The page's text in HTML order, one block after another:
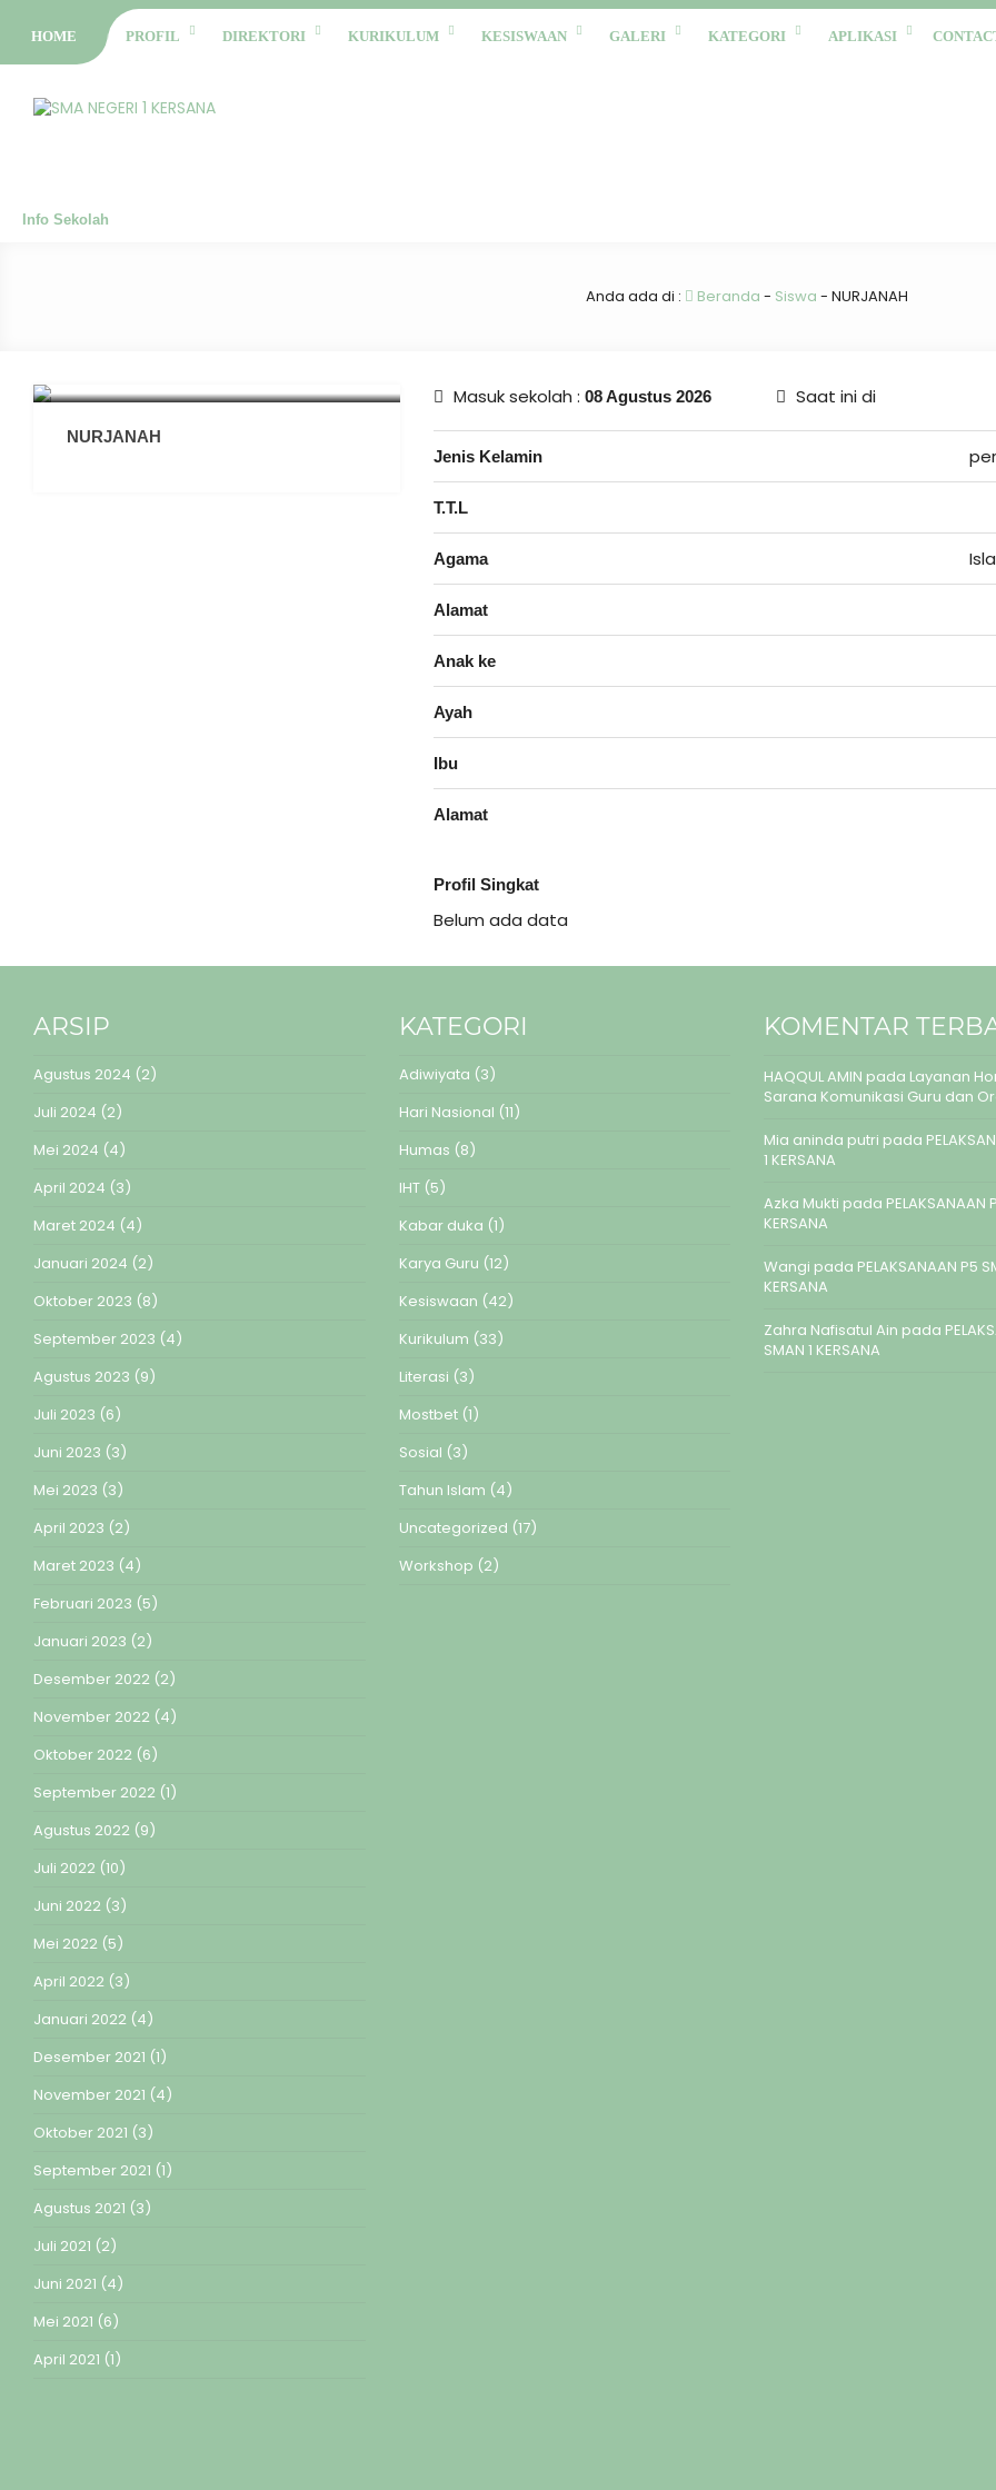
HOME PROFIL DIREKTORI KURIKULUM KESISWAAN GALERI KATEGORI APLIKASI
Info Sekolah
Anda ada di : Beranda - Siswa - NURJANAH
NURJANAH
Masuk sekolah : 08 Agustus 2026 Saat ini di
Jenis Kelamin
T.T.L
Agama
Alamat
Anak ke
Ayah
Ibu
Alamat
Profil Singkat
Belum ada data
ARSIP
Agustus 2024 (2)
Juli 2024 (2)
Mei 2024 (4)
April 2024 (3)
Maret 2024 (4)
Januari 2024 (2)
Oktober 2023 (8)
September 2023 (4)
Agustus 2023 (9)
Juli 2023 (6)
Juni 2023 (3)
Mei 2023 (3)
April 2023 (2)
Maret 2023 (4)
Februari 2023 (5)
Januari 2023 (2)
Desember 2022 (2)
November 2022 (4)
Oktober 2022 (6)
September 2022 (1)
Agustus 2022 (9)
Juli 2022 (10)
Juni 2022 (3)
Mei 2022 (5)
April 2022 (3)
Januari 2022 (4)
Desember 2021 (1)
November 2021 (4)
Oktober 2021 (3)
September 2021 (1)
Agustus 2021 (3)
Juli 2021 (2)
Juni 2021 (4)
Mei 2021 (6)
April 2021 (1)
KATEGORI
Adiwiyata (3)
Hari Nasional (11)
Humas (8)
IHT(5)
Kabar duka (1)
Karya Guru (12)
Kesiswaan (42)
Kurikulum (33)
Literasi (3)
Mostbet(1)
Sosial (3)
Tahun Islam (4)
Uncategorized (17)
Workshop (2)
KOMENTAR
HAQQUL AMIN pada Layanan
Sarana Komunikasi Guru dan
Mia aninda putri pada
1 KERSANA
Azka Mukti pada PELAKSANAAN
KERSANA
Wangi pada PELAKSANAAN P5
KERSANA
Zahra Nafisatul Ain pada
SMAN 1 KERSANA